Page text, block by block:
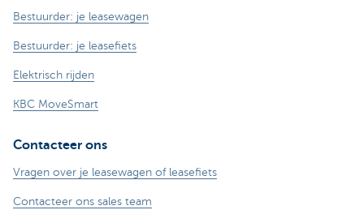
Bestuurder: je leasewagen
Bestuurder: je leasefiets
Elektrisch rijden
KBC MoveSmart
Contacteer ons
Vragen over je leasewagen of leasefiets
Contacteer ons sales team